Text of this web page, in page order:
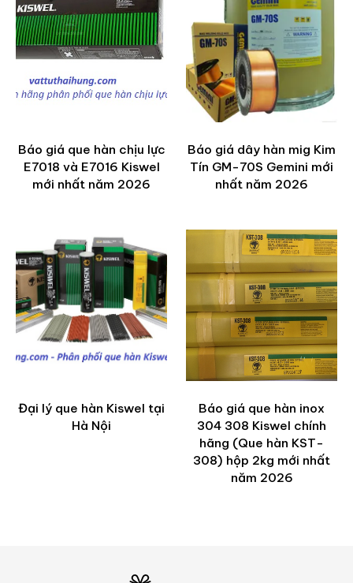
Báo giá que hàn chịu lực
E7018 và E7016 Kiswel
mới nhất năm 2026
Báo giá dây hàn mig Kim
Tín GM-70S Gemini mới
nhất năm 2026
Đại lý que hàn Kiswel tại
Hà Nội
Báo giá que hàn inox
304 308 Kiswel chính
hãng (Que hàn KST-
308) hộp 2kg mới nhất
năm 2026